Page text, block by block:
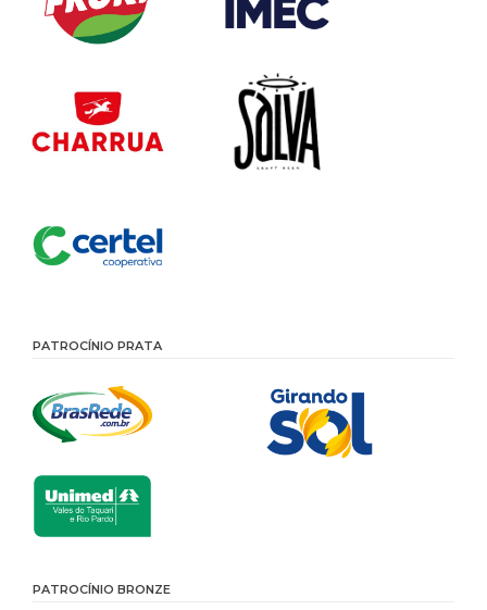
PATROCÍNIO PRATA
PATROCÍNIO BRONZE